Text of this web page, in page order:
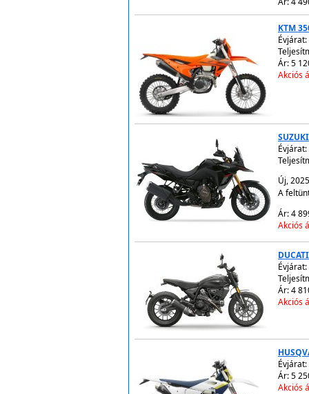
KTM
Évjárat:
Ár: 5
Akciós
Évjárat:
Új,
A
Ár: 4
Akciós
Évjárat:
Ár: 4
Akciós
Évjárat:
Ár: 5
Akciós